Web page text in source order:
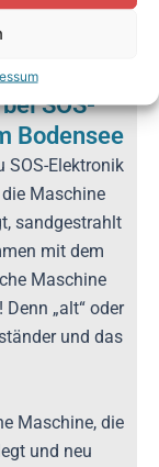
SOS-
Bodensee
SOS-Elektronik
Maschine
sandgestrahlt
mit dem
Maschine
„alt“ oder
und das
Maschine, die
und neu